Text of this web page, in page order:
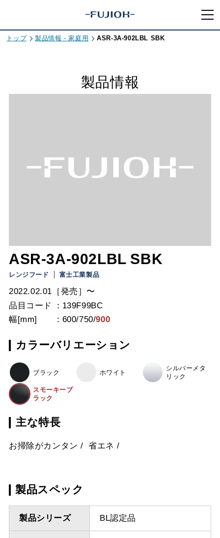
トップ 製品情報 - 家庭用 ASR-3A-902LBL SBK
製品情報
ASR-3A-902LBL SBK
レンジフード 富士工業製品
2022.02.01［発売］〜
品目コード
139F99BC
幅[mm]
600/750/900
カラーバリエーション
ブラック ホワイト
シルバーメタ
リック
スモーキーブ
ラック
主な特長
お掃除がカンタン 省エネ
製品スペック
製品シリーズ BL認定品